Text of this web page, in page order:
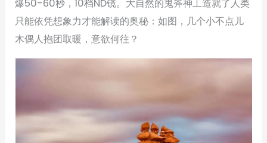
爆50-60秒，10档ND镜。大自然的鬼斧神工造就了人类
只能依凭想象力才能解读的奥秘：如图，几个小不点儿
木偶人抱团取暖，意欲何往？